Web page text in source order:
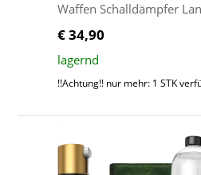
Waffen Schalldämpfer
€ 34,90
lagernd
!!Achtung!! nur mehr: 1 STK